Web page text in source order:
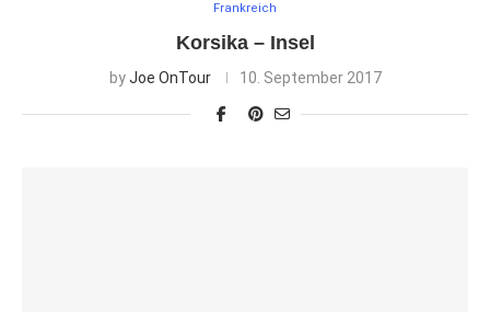
Frankreich
Korsika – Insel
byJoe OnTour 10. September 2017